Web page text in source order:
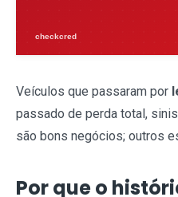
Veículos que passaram por
passado de perda total,
são bons negócios; outros
Por que o